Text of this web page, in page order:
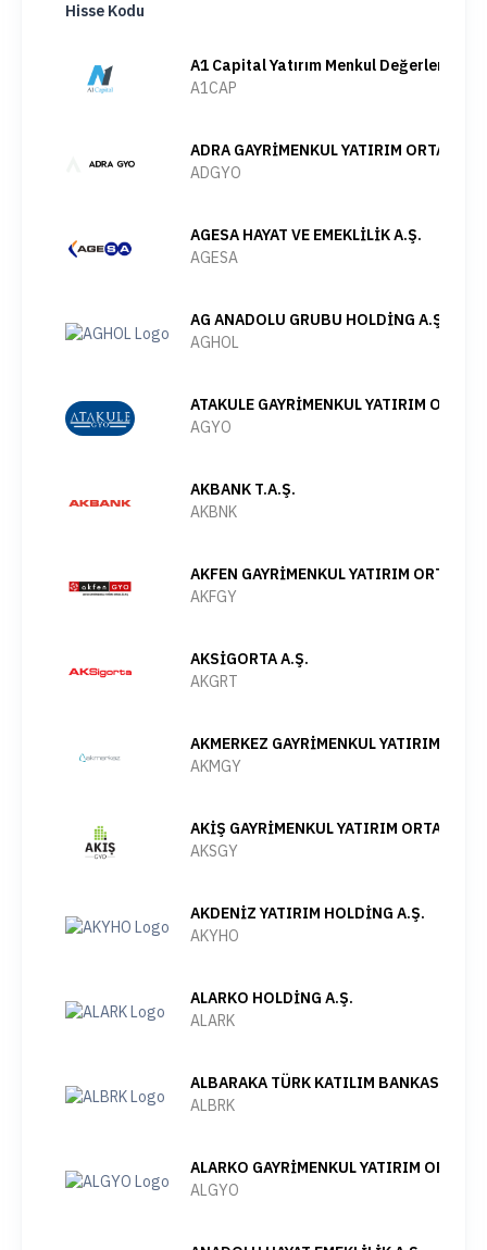
Hisse Kodu
A1 Capital Yatırım Menkul Değerler A.Ş.
A1CAP
ADRA GAYRİMENKUL YATIRIM
ADGYO
AGESA HAYAT VE EMEKLİLİK A.Ş.
AGESA
AG ANADOLU GRUBU HOLDİNG A.Ş.
AGHOL
ATAKULE GAYRİMENKUL YATIRIM
AGYO
AKBANK T.A.Ş.
AKBNK
AKFEN GAYRİMENKUL YATIRIM
AKFGY
AKSİGORTA A.Ş.
AKGRT
AKMERKEZ GAYRİMENKUL YATIRIM
AKMGY
AKİŞ GAYRİMENKUL YATIRIM ORTAKLIĞI
AKSGY
AKDENİZ YATIRIM HOLDİNG A.Ş.
AKYHO
ALARKO HOLDİNG A.Ş.
ALARK
ALBARAKA TÜRK KATILIM BANKASI A.Ş.
ALBRK
ALARKO GAYRİMENKUL YATIRIM
ALGYO